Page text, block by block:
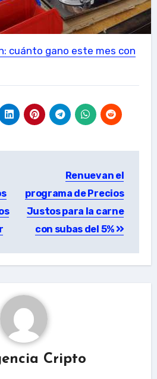
cuánto gano este mes con
Renuevan el
programa de Precios
Justos para la carne
con subas del 5%
Cripto